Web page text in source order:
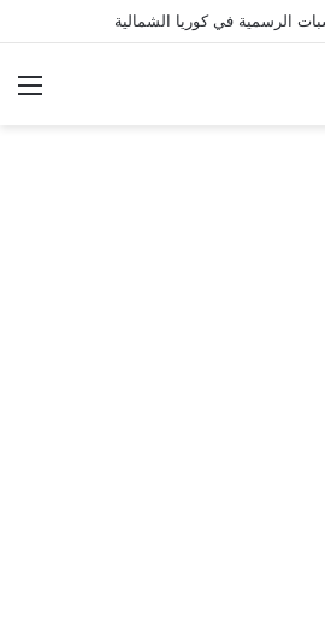
الرسمية في كوريا الشمالية